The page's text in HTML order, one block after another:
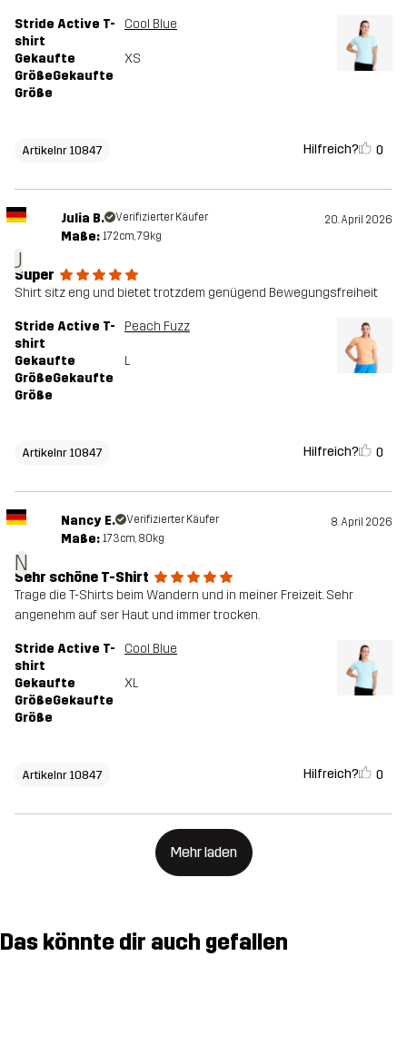
Stride Active T-
shirt
Cool Blue
Gekaufte
GrößeGekaufte
Größe
XS
Artikelnr 10847 Hilfreich? 0
J
Julia B. Verifizierter Käufer 20. April 2026
Maße: 172cm, 79kg
Super
Shirt sitz eng und bietet trotzdem genügend Bewegungsfreiheit
Stride Active T-
shirt
Peach Fuzz
Gekaufte
GrößeGekaufte
Größe
L
Artikelnr 10847 Hilfreich? 0
N
Nancy E. Verifizierter Käufer 8. April 2026
Maße: 173cm, 80kg
Sehr schöne T-Shirt
Trage die T-Shirts beim Wandern und in meiner Freizeit. Sehr
angenehm auf ser Haut und immer trocken.
Stride Active T-
shirt
Cool Blue
Gekaufte
GrößeGekaufte
Größe
XL
Artikelnr 10847 Hilfreich? 0
Mehr laden
Das könnte dir auch gefallen